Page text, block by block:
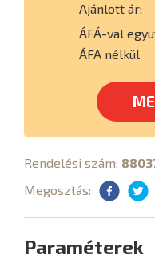
Ajánlott ár:
ÁFÁ-val
ÁFA nélkül
Rendelési szám:
Megosztás:
Paraméterek